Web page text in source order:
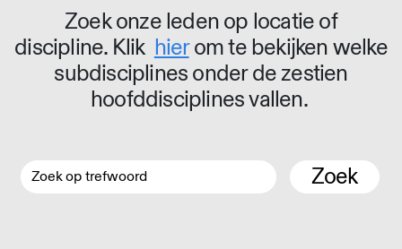
Zoek onze leden op locatie of
discipline. Klik hierom te bekijken welke
subdisciplines onder de zestien
hoofddisciplines vallen.
Zoek